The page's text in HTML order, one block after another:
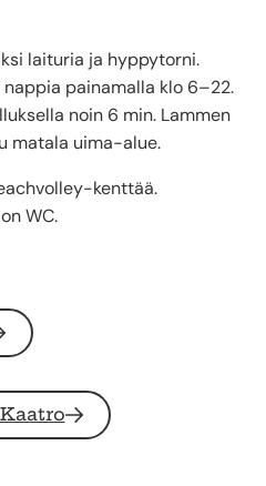
laituria ja hyppytorni.
painamalla klo 6–22.
noin 6 min. Lammen
matala uima-alue.
kenttää.
WC.